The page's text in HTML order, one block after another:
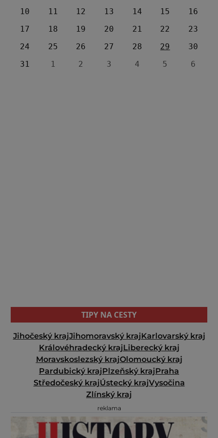
10
11 12 13 14 15
16
17
18 19 20 21 22
23
24
25 26 27 28 29
30
31
1 2 3 4 5 6
TIPY NA CESTY
Jihočeský krajJihomoravský krajKarlovarský kraj
Královéhradecký krajLiberecký kraj
Moravskoslezský krajOlomoucký kraj
Pardubický krajPlzeňský krajPraha
Středočeský krajÚstecký krajVysočina
Zlínský kraj
reklama